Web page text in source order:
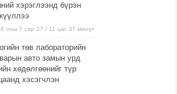
хэрэглээнд бүрэн
оны 7 сар 27 / 11 цаг 37 минут
төв лабораторийн
авто замын урд
хөдөлгөөнийг түр
хэсэгчлэн